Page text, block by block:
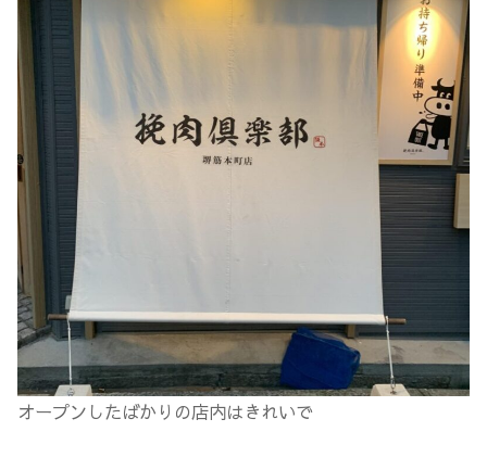
オープンしたばかりの店内はきれいで